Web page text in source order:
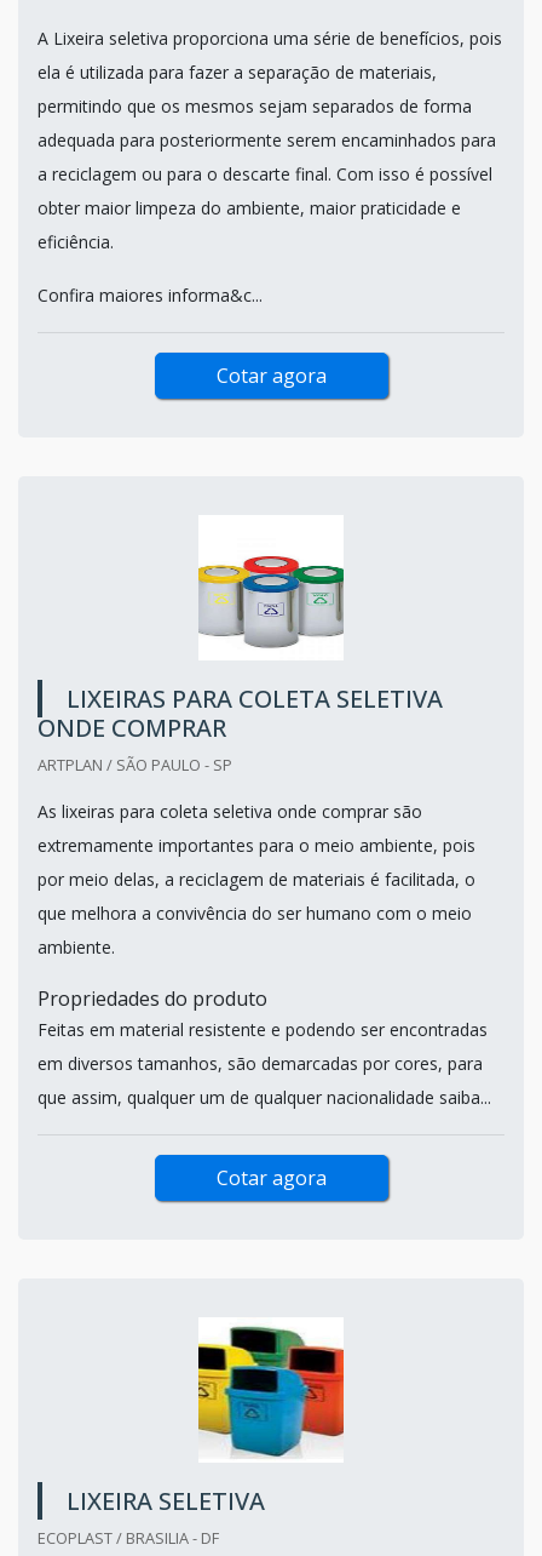
A Lixeira seletiva proporciona uma série de benefícios, pois
ela é utilizada para fazer a separação de materiais,
permitindo que os mesmos sejam separados de forma
adequada para posteriormente serem encaminhados para
a reciclagem ou para o descarte final. Com isso é possível
obter maior limpeza do ambiente, maior praticidade e
eficiência.
Confira maiores informa&c...
Cotar agora
LIXEIRAS PARA COLETA SELETIVA
ONDE COMPRAR
ARTPLAN / SÃO PAULO - SP
As lixeiras para coleta seletiva onde comprar são
extremamente importantes para o meio ambiente, pois
por meio delas, a reciclagem de materiais é facilitada, o
que melhora a convivência do ser humano com o meio
ambiente.
Propriedades do produto
Feitas em material resistente e podendo ser encontradas
em diversos tamanhos, são demarcadas por cores, para
que assim, qualquer um de qualquer nacionalidade saiba...
Cotar agora
LIXEIRA SELETIVA
ECOPLAST / BRASILIA - DF